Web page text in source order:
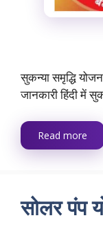
सुकन्या समृद्धि
जानकारी हिंदी में
Read more
सोलर पंप